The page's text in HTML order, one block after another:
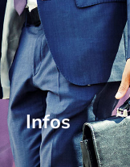
Infos